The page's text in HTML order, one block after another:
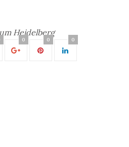
Heidelberg
0 0 0